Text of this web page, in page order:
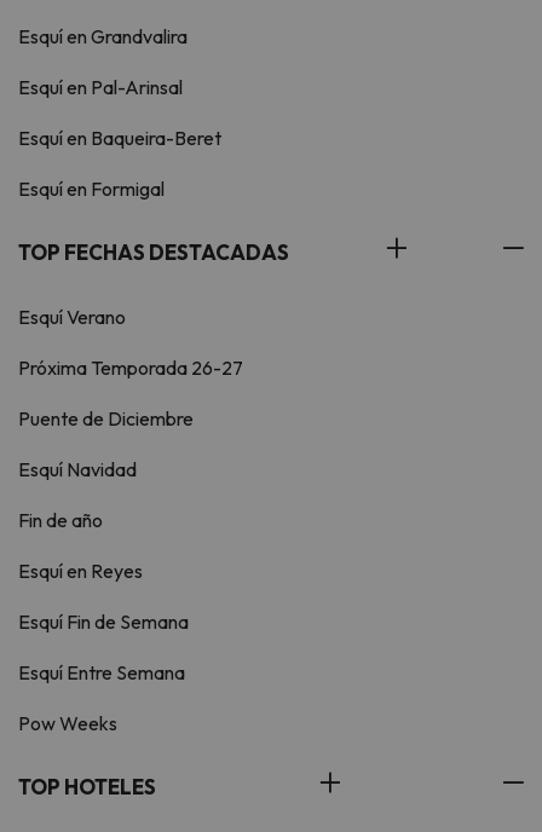
Esquí en Grandvalira
Esquí en Pal-Arinsal
Esquí en Baqueira-Beret
Esquí en Formigal
TOP FECHAS DESTACADAS
Esquí Verano
Próxima Temporada 26-27
Puente de Diciembre
Esquí Navidad
Fin de año
Esquí en Reyes
Esquí Fin de Semana
Esquí Entre Semana
Pow Weeks
TOP HOTELES